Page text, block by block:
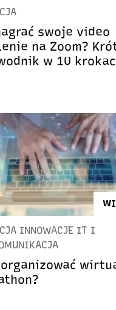
swoje video
na Zoom?
w 10
INNOWACJE IT I